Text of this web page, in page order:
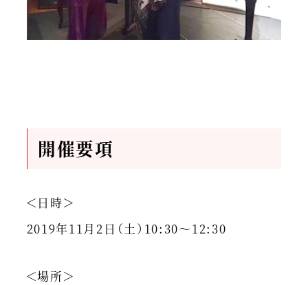
開催要項
＜日時＞
2019年11月2日（土）10:30～12:30
＜場所＞